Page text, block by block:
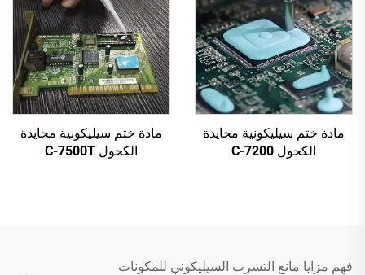
مادة ختم سيليكونية محايدة
الكحول C-7200
مادة ختم سيليكونية محايدة
الكحول C-7500T
فهم مزايا مانع التسرب السيليكوني للمكونات